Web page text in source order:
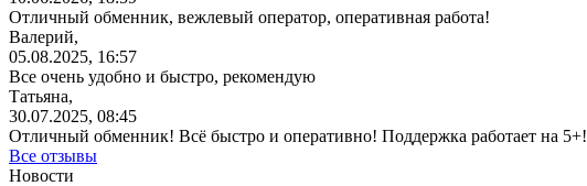
Отличный обменник, вежлевый оператор, оперативная работа!
Валерий,
05.08.2025, 16:57
Все очень удобно и быстро, рекомендую
Татьяна,
30.07.2025, 08:45
Отличный обменник! Всё быстро и оперативно! Поддержка работает на 5+!
Все отзывы
Новости